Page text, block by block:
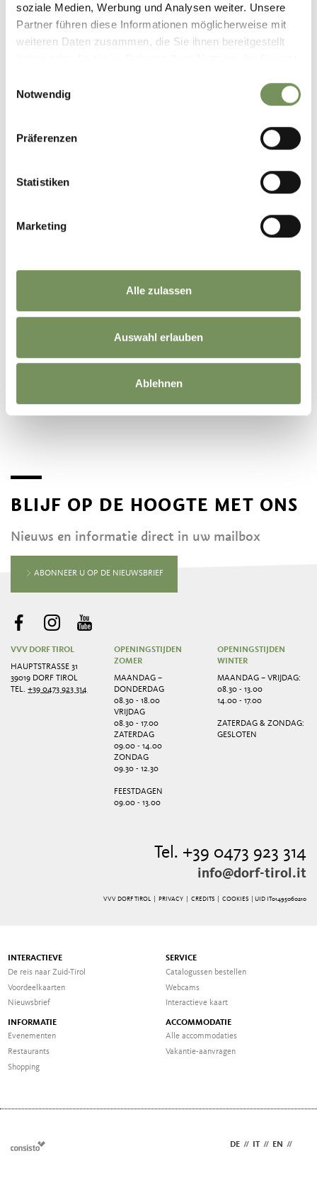
soziale Medien, Werbung und Analysen weiter. Unsere
Partner führen diese Informationen möglicherweise mit
weiteren Daten zusammen, die Sie ihnen bereitgestellt
Notwendig
Präferenzen
Statistiken
Marketing
Alle zulassen
Auswahl erlauben
Ablehnen
+
−
©OpenStreetMapcontributors
BLIJF OP DE HOOGTE MET ONS
Nieuws en informatie direct in uw mailbox
ABONNEER U OP DE NIEUWSBRIEF
VVV DORF TIROL
HAUPTSTRASSE 31
39019 DORF TIROL
TEL.+39 0473 923 314
OPENINGSTIJDEN
ZOMER
MAANDAG –
DONDERDAG
08.30 - 18.00
VRIJDAG
08.30 - 17.00
ZATERDAG
09.00 - 14.00
ZONDAG
09.30 - 12.30
FEESTDAGEN
09.00 - 13.00
OPENINGSTIJDEN
WINTER
MAANDAG – VRIJDAG:
08.30 - 13.00
14.00 - 17.00
ZATERDAG & ZONDAG:
GESLOTEN
Tel. +39 0473 923 314
info@dorf-tirol.it
VVV DORF TIROL | PRIVACY| CREDITS| COOKIES | UID IT01495060210
INTERACTIEVE
De reis naar Zuid-Tirol
Voordeelkaarten
Nieuwsbrief
SERVICE
Catalogussen bestellen
Webcams
Interactieve kaart
INFORMATIE
Evenementen
Restaurants
Shopping
ACCOMMODATIE
Alle accommodaties
Vakantie-aanvragen
DE // IT // EN //